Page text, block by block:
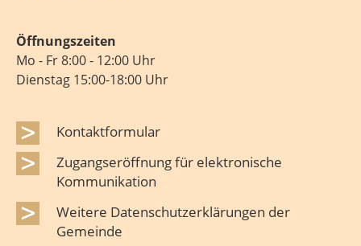
Öffnungszeiten
Mo - Fr 8:00 - 12:00 Uhr
Dienstag 15:00-18:00 Uhr
Kontaktformular
Zugangseröffnung für elektronische
Kommunikation
Weitere Datenschutzerklärungen der
Gemeinde